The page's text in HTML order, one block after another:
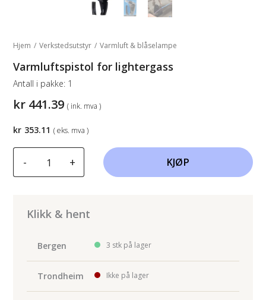
Hjem / Verkstedsutstyr / Varmluft & blåselampe
Varmluftspistol for lightergass
kr 441.39 ( ink. mva )
Antall i pakke: 1
- + KJØP
Klikk & hent
Bergen 3 stk på lager
Trondheim Ikke på lager
kr 353.11 ( eks. mva )